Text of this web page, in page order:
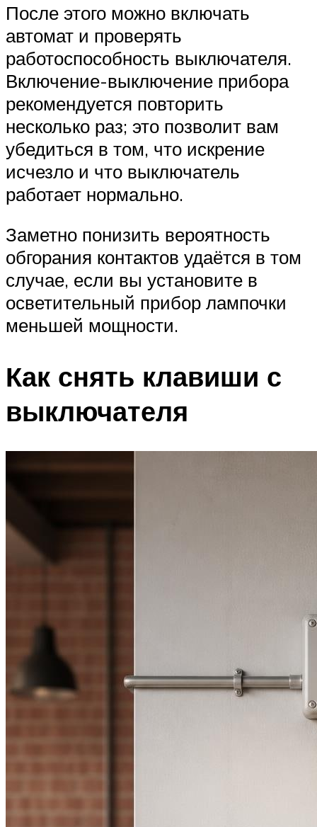
После этого можно включать
автомат и проверять
работоспособность выключателя.
Включение-выключение прибора
рекомендуется повторить
несколько раз; это позволит вам
убедиться в том, что искрение
исчезло и что выключатель
работает нормально.
Заметно понизить вероятность
обгорания контактов удаётся в том
случае, если вы установите в
осветительный прибор лампочки
меньшей мощности.
Как снять клавиши с
выключателя